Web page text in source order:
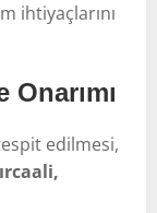
ihtiyaçlarını
edilmesi,